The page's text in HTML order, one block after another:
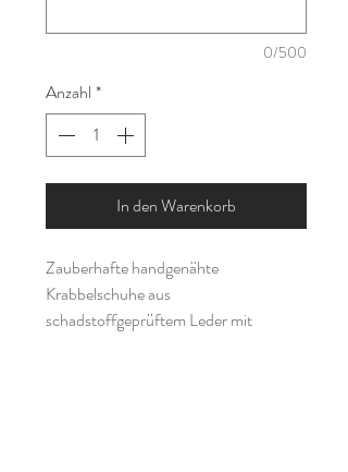
0/500
Anzahl *
In den Warenkorb
Zauberhafte handgenähte
Krabbelschuhe aus
schadstoffgeprüftem Leder mit